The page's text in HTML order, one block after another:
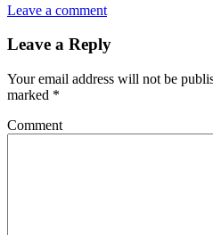
Leave a comment
Leave a Reply
Your email address will not be
marked *
Comment